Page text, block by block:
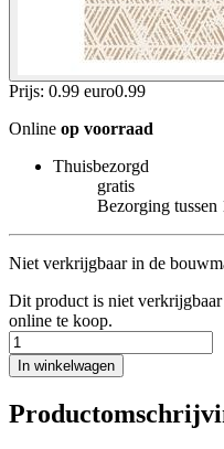
Prijs: 0.99 euro0.99
Online op voorraad
Thuisbezorgd
gratis
Bezorging tussen
Niet verkrijgbaar in de
Dit product is niet
online te koop.
In winkelwagen